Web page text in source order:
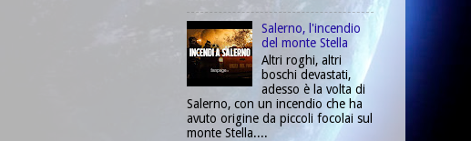
Salerno, l'incendio
del monte Stella
Altri roghi, altri
boschi devastati,
adesso è la volta di
Salerno, con un incendio che ha
avuto origine da piccoli focolai sul
monte Stella....